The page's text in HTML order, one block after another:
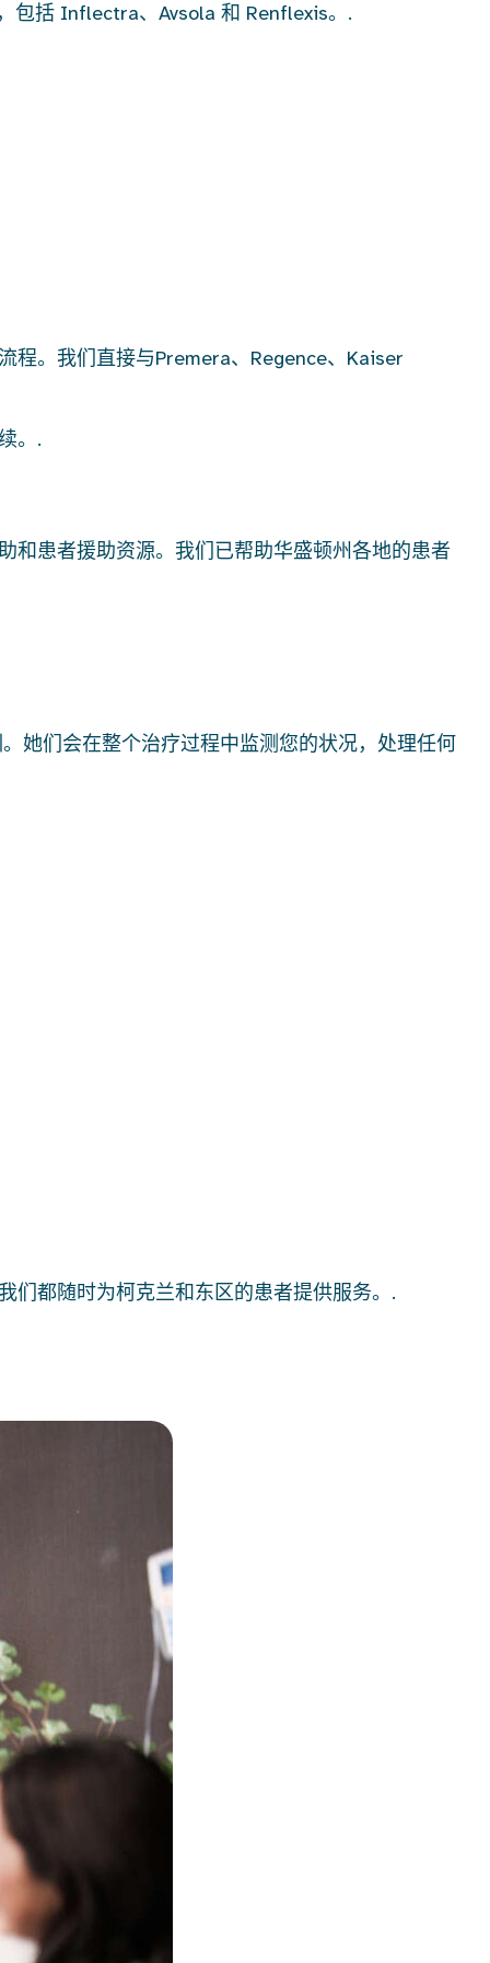
包括 Inflectra、Avsola 和 Renflexis。.
程。我们直接与Premera、Regence、Kaiser
。.
和患者援助资源。我们已帮助华盛顿州各地的患者
她们会在整个治疗过程中监测您的状况，处理任何
们都随时为柯克兰和东区的患者提供服务。.